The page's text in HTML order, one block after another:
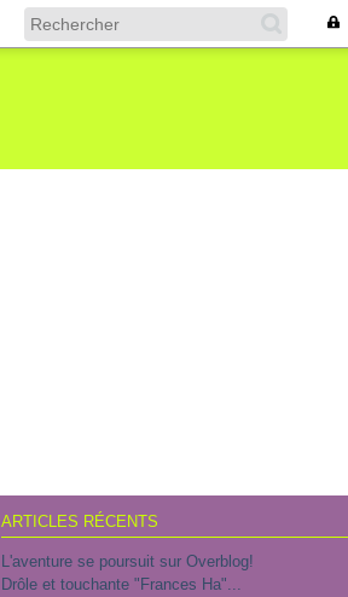
ARTICLES RÉCENTS
L'aventure se poursuit sur Overblog!
Drôle et touchante "Frances Ha"...